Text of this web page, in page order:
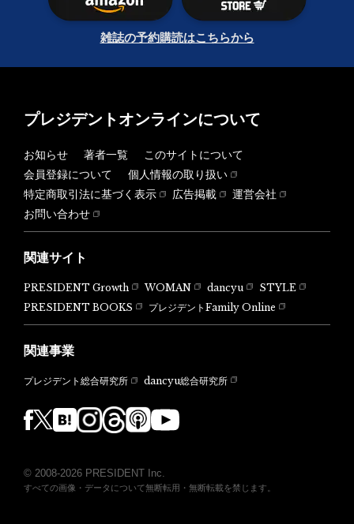
雑誌の予約購読はこちらから
プレジデントオンラインについて
お知らせ 著者一覧
このサイトについて
会員登録について
個人情報の取り扱い
特定商取引法に基づく表示
広告掲載
運営会社
お問い合わせ
関連サイト
PRESIDENT Growth WOMAN dancyu
STYLE
PRESIDENT BOOKS
プレジデントFamily Online
関連事業
プレジデント総合研究所 dancyu総合研究所
© 2008-2026 PRESIDENT Inc.
すべての画像・データについて無断転用・無断転載を禁じます。